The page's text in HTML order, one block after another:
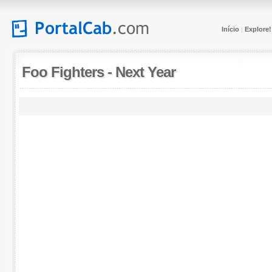
Início| Explore!
Foo Fighters- Next Year